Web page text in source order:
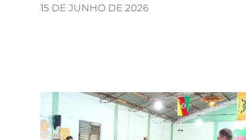
15 DE JUNHO DE 2026